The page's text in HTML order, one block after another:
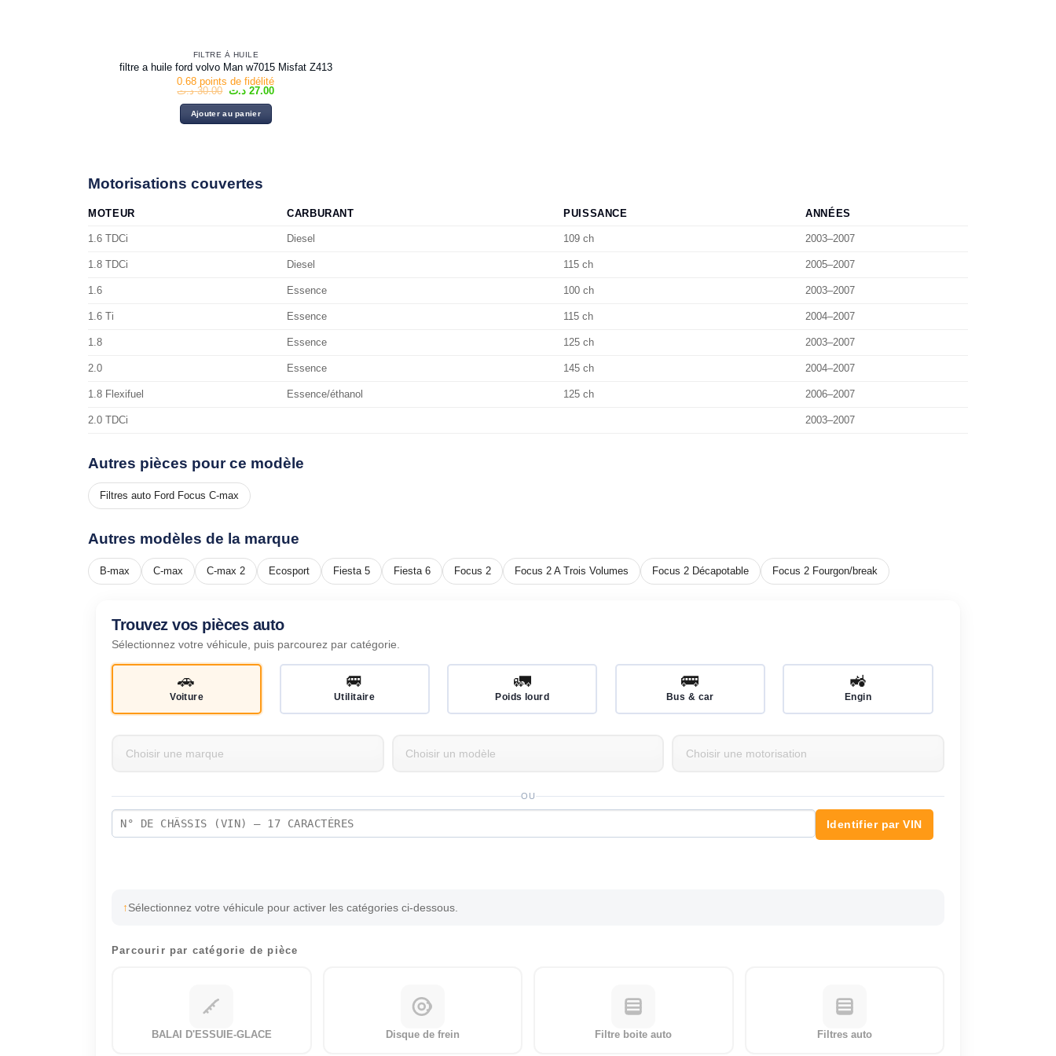
FILTRE À HUILE
filtre a huile ford volvo Man w7015 Misfat Z413
0.68 points de fidélité
30.00 د.ت
Le
prix
initial
était :
27.00 د.ت
Le
Ajouter au panier
Motorisations couvertes
MOTEUR CARBURANT PUISSANCE ANNÉES
1.6 TDCi Diesel 109 ch 2003–2007
1.8 TDCi Diesel 115 ch 2005–2007
1.6 Essence 100 ch 2003–2007
1.6 Ti Essence 115 ch 2004–2007
1.8 Essence 125 ch 2003–2007
2.0 Essence 145 ch 2004–2007
1.8 Flexifuel Essence/éthanol 125 ch 2006–2007
2.0 TDCi 2003–2007
Autres pièces pour ce modèle
Filtres auto Ford Focus C-max
Autres modèles de la marque
B-max C-max C-max 2 Ecosport Fiesta 5 Fiesta 6 Focus 2 Focus 2 A Trois Volumes Focus 2 Décapotable Focus 2 Fourgon/break
Trouvez vos pièces auto
Sélectionnez votre véhicule, puis parcourez par catégorie.
🚗
Voiture
🚐
Utilitaire
🚛
Poids lourd
🚌
Bus & car
🚜
Engin
OU
Identifier par VIN
Sélectionnez votre véhicule pour activer les catégories ci-dessous.
Parcourir par catégorie de pièce
BALAI D'ESSUIE-GLACE Disque de frein Filtre boite auto Filtres auto